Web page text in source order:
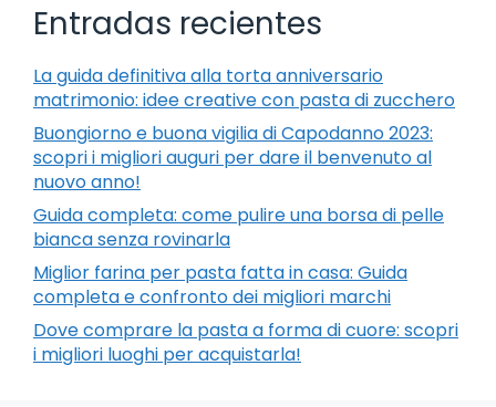
Entradas recientes
La guida definitiva alla torta anniversario
matrimonio: idee creative con pasta di zucchero
Buongiorno e buona vigilia di Capodanno 2023:
scopri i migliori auguri per dare il benvenuto al
nuovo anno!
Guida completa: come pulire una borsa di pelle
bianca senza rovinarla
Miglior farina per pasta fatta in casa: Guida
completa e confronto dei migliori marchi
Dove comprare la pasta a forma di cuore: scopri
i migliori luoghi per acquistarla!